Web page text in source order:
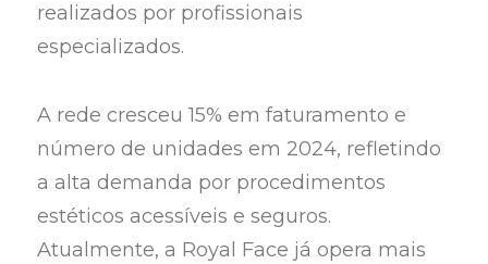
realizados por profissionais
especializados.
A rede cresceu 15% em faturamento e
número de unidades em 2024, refletindo
a alta demanda por procedimentos
estéticos acessíveis e seguros.
Atualmente, a Royal Face já opera mais